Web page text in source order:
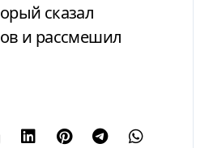
сказал
и рассмешил